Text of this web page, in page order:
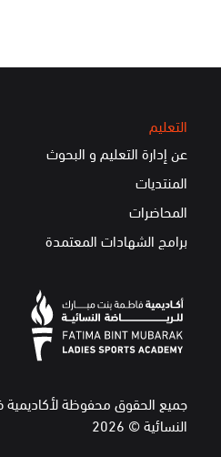
التعليم
عن إدارة التعليم و البحوث
المنتديات
المحاضرات
برامج الشهادات المعتمدة
جميع الحقوق محفوظة لأكاديمية
النسائية © 2026